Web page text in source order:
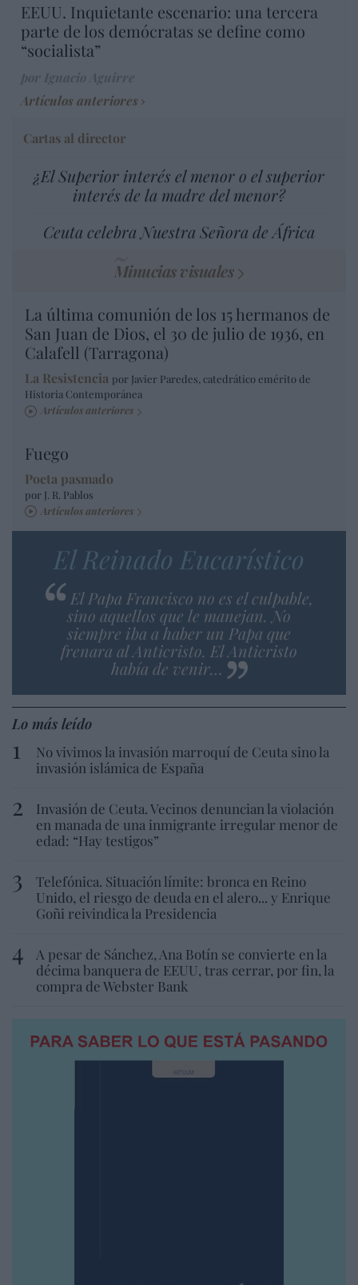
EEUU. Inquietante escenario: una tercera
parte de los demócratas se define como
“socialista”
Artículos anteriores
Cartas al director
¿El Superior interés el menor o el superior
interés de la madre del menor?
Ceuta celebra Nuestra Señora de África
Minucias visuales
La última comunión de los 15 hermanos de
San Juan de Dios, el 30 de julio de 1936, en
Calafell (Tarragona)
La Resistencia por Javier Paredes, catedrático emérito de
Historia Contemporánea
Artículos anteriores
Fuego
Poeta pasmado
por J. R. Pablos
Artículos anteriores
El Reinado Eucarístico
El Papa Francisco no es el culpable,
sino aquellos que le manejan. No
siempre iba a haber un Papa que
frenara al Anticristo. El Anticristo
había de venir…
Lo más leído
No vivimos la invasión marroquí de Ceuta sino la
invasión islámica de España
Invasión de Ceuta. Vecinos denuncian la violación
en manada de una inmigrante irregular menor de
edad: “Hay testigos”
Telefónica. Situación límite: bronca en Reino
Unido, el riesgo de deuda en el alero... y Enrique
Goñi reivindica la Presidencia
A pesar de Sánchez, Ana Botín se convierte en la
décima banquera de EEUU, tras cerrar, por fin, la
compra de Webster Bank